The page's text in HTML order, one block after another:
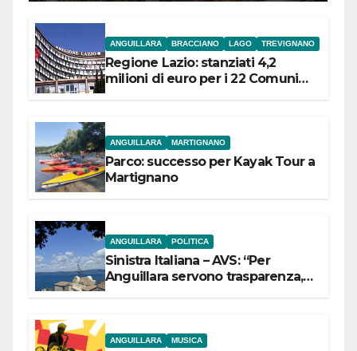
ANGUILLARA BRACCIANO LAGO TREVIGNANO
Regione Lazio: stanziati 4,2
milioni di euro per i 22 Comuni
ANGUILLARA MARTIGNANO
Parco: successo per Kayak Tour a
Martignano
ANGUILLARA POLITICA
Sinistra Italiana – AVS: “Per
Anguillara servono trasparenza,
ANGUILLARA MUSICA